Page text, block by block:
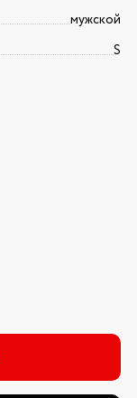
мужской
S